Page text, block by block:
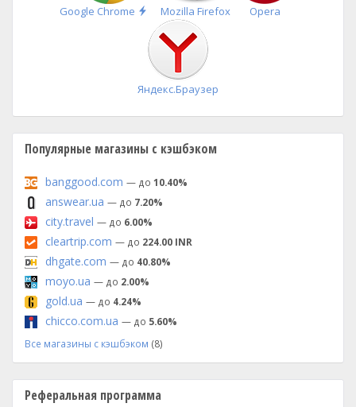
Google Chrome
Быстрая
установка
Mozilla Firefox Opera
Яндекс.Браузер
Популярные магазины с кэшбэком
banggood.com — до 10.40%
answear.ua — до 7.20%
city.travel — до 6.00%
cleartrip.com — до 224.00 INR
dhgate.com — до 40.80%
moyo.ua — до 2.00%
gold.ua — до 4.24%
chicco.com.ua — до 5.60%
Все магазины с кэшбэком (8)
Реферальная программа